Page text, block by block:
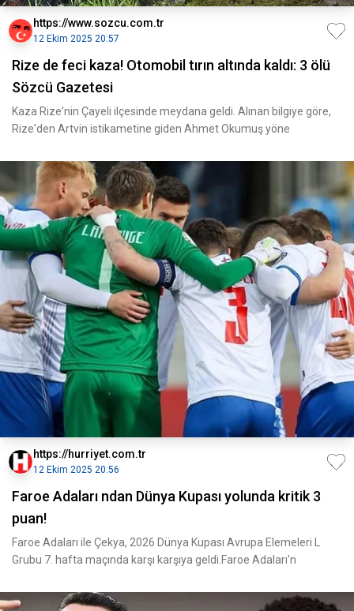
https://www.sozcu.com.tr
12 Ekim 2025 20:57
Rize de feci kaza! Otomobil tırın altında kaldı: 3 ölü
Sözcü Gazetesi
Kaza Rize'nin Çayeli ilçesinde meydana geldi. Alınan bilgiye göre,
Rize'den Artvin istikametine giden Ahmet Okumuş yöne
https://hurriyet.com.tr
12 Ekim 2025 20:56
Faroe Adaları ndan Dünya Kupası yolunda kritik 3
puan!
Faroe Adaları ile Çekya, 2026 Dünya Kupası Avrupa Elemeleri L
Grubu 7. hafta maçında karşı karşıya geldi.Faroe Adaları'n